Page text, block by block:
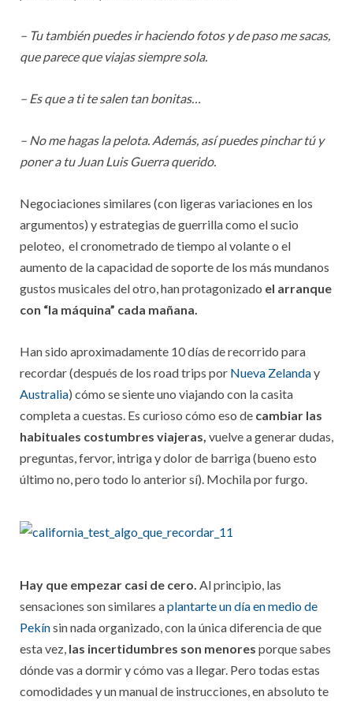
– Tu también puedes ir haciendo fotos y de paso me sacas,
que parece que viajas siempre sola.
– Es que a ti te salen tan bonitas…
– No me hagas la pelota. Además, así puedes pinchar tú y
poner a tu Juan Luis Guerra querido.
Negociaciones similares (con ligeras variaciones en los
argumentos) y estrategias de guerrilla como el sucio
peloteo, el cronometrado de tiempo al volante o el
aumento de la capacidad de soporte de los más mundanos
gustos musicales del otro, han protagonizado el arranque
con “la máquina” cada mañana.
Han sido aproximadamente 10 días de recorrido para
recordar (después de los road trips por Nueva Zelanday
Australia) cómo se siente uno viajando con la casita
completa a cuestas. Es curioso cómo eso de cambiar las
habituales costumbres viajeras, vuelve a generar dudas,
preguntas, fervor, intriga y dolor de barriga (bueno esto
último no, pero todo lo anterior sí). Mochila por furgo.
Hay que empezar casi de cero. Al principio, las
sensaciones son similares aplantarte un día en medio de
Pekínsin nada organizado, con la única diferencia de que
esta vez, las incertidumbres son menores porque sabes
dónde vas a dormir y cómo vas a llegar. Pero todas estas
comodidades y un manual de instrucciones, en absoluto te